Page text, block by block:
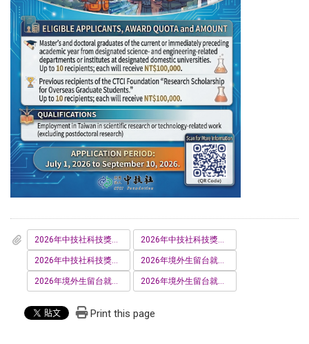
2026年中技社科技獎學金-申請細則-研究獎學金_創意獎學金.pdf 2026年中技社科技獎學金-申請細則-境外生研究奬學金.pdf
2026年中技社科技獎學金-申請須知.pdf 2026年境外生留台就業獎助金申請書-系-所-推薦.docx
2026年境外生留台就業獎助金申請須知-中文版.pdf 2026年境外生留台就業獎助金申請須知-英文版.pdf
Print this page